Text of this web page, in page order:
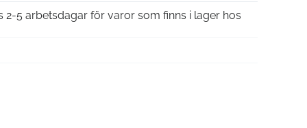
2-5 arbetsdagar för varor som finns i lager hos